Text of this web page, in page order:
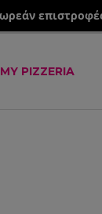
MY PIZZERIA